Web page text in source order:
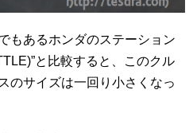
もあるホンダのステーション
と比較すると、このクル
のサイズは一回り小さくなっ